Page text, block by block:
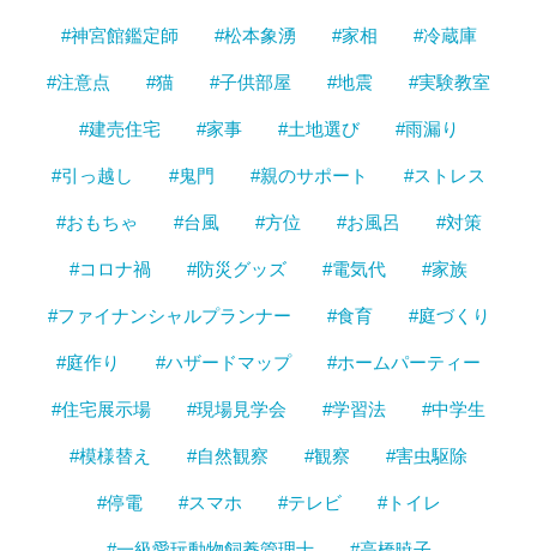
#神宮館鑑定師 #松本象湧 #家相 #冷蔵庫
#注意点 #猫 #子供部屋 #地震 #実験教室
#建売住宅 #家事 #土地選び #雨漏り
#引っ越し #鬼門 #親のサポート #ストレス
#おもちゃ #台風 #方位 #お風呂 #対策
#コロナ禍 #防災グッズ #電気代 #家族
#ファイナンシャルプランナー #食育 #庭づくり
#庭作り #ハザードマップ #ホームパーティー
#住宅展示場 #現場見学会 #学習法 #中学生
#模様替え #自然観察 #観察 #害虫駆除
#停電 #スマホ #テレビ #トイレ